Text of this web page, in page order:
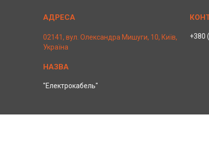
02141, вул. Олександра Мишуги, 10, Київ,
Україна
"Електрокабель"
+380